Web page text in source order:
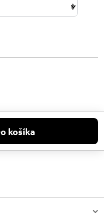
Do košíka